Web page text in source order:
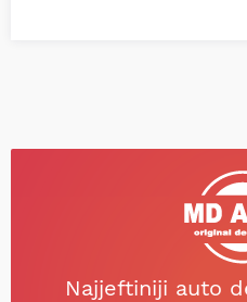
Najjeftiniji auto